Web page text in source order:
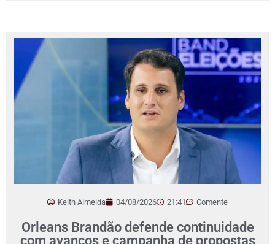
Keith Almeida 04/08/2026 21:41 Comente
Orleans Brandão defende continuidade
com avanços e campanha de propostas